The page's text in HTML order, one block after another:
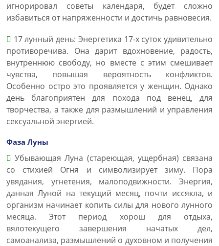
игнорировал советы календаря, будет сложно
избавиться от напряженности и достичь равновесия.
17 лунный день: Энергетика 17-х суток удивительно
противоречива. Она дарит вдохновение, радость,
внутреннюю свободу, но вместе с этим смешивает
чувства, повышая вероятность конфликтов.
Особенно остро это проявляется у женщин. Однако
день благоприятен для похода под венец, для
творчества, а также для размышлений и управления
сексуальной энергией.
Фаза Луны
Убывающая Луна (стареющая, ущербная) связана
со стихией Огня и символизирует зиму. Пора
увядания, угнетения, малоподвижности. Энергия,
данная Луной на текущий месяц, почти иссякла, и
организм начинает копить силы для нового лунного
месяца. Этот период хорош для отдыха,
вялотекущего завершения начатых дел,
самоанализа, размышлений о духовном и получения